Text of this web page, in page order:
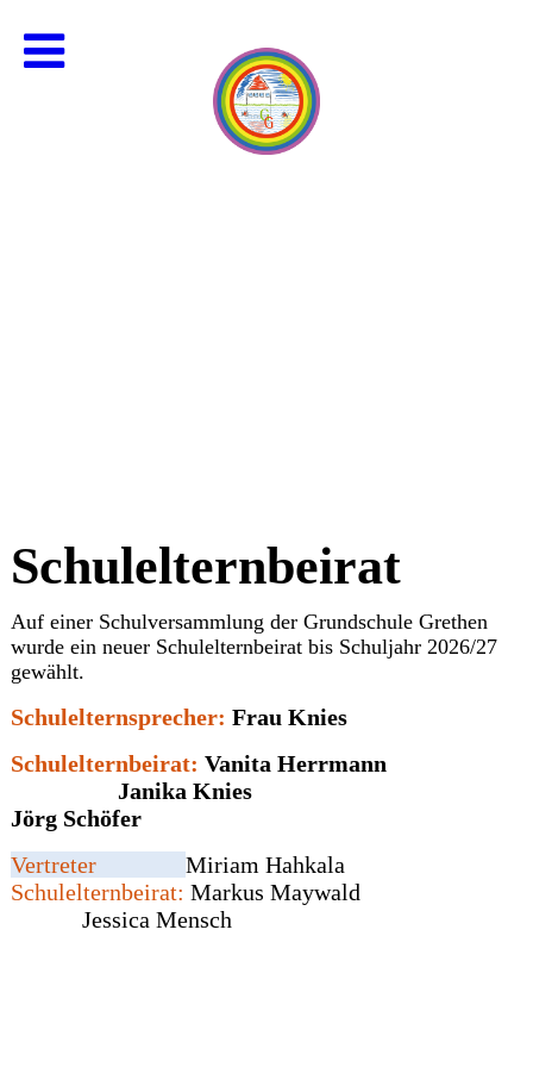
Schulelternbeirat
Auf einer Schulversammlung der Grundschule Grethen
wurde ein neuer Schulelternbeirat bis Schuljahr 2026/27
gewählt.
Schulelternsprecher: Frau Knies
Schulelternbeirat: Vanita Herrmann
Janika Knies
Jörg Schöfer
Vertreter Miriam Hahkala
Schulelternbeirat: Markus Maywald
Jessica Mensch